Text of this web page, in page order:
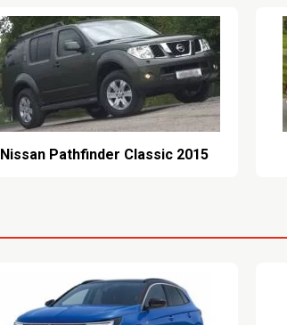
Nissan Pathfinder Classic 2015